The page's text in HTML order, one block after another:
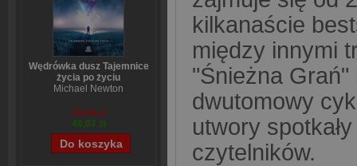
Wędrówka dusz Tajemnice
życia po życiu
Michael Newton
59,84 zł
48,07 zł
kilkanaście
między innymi
"Śnieżna
dwutomowy
utwory
czytelników.